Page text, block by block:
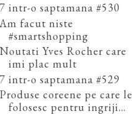
7 intr-o saptamana #530
Am facut niste
#smartshopping
Noutati Yves Rocher care
imi plac mult
7 intr-o saptamana #529
Produse coreene pe care le
folosesc pentru ingriji...